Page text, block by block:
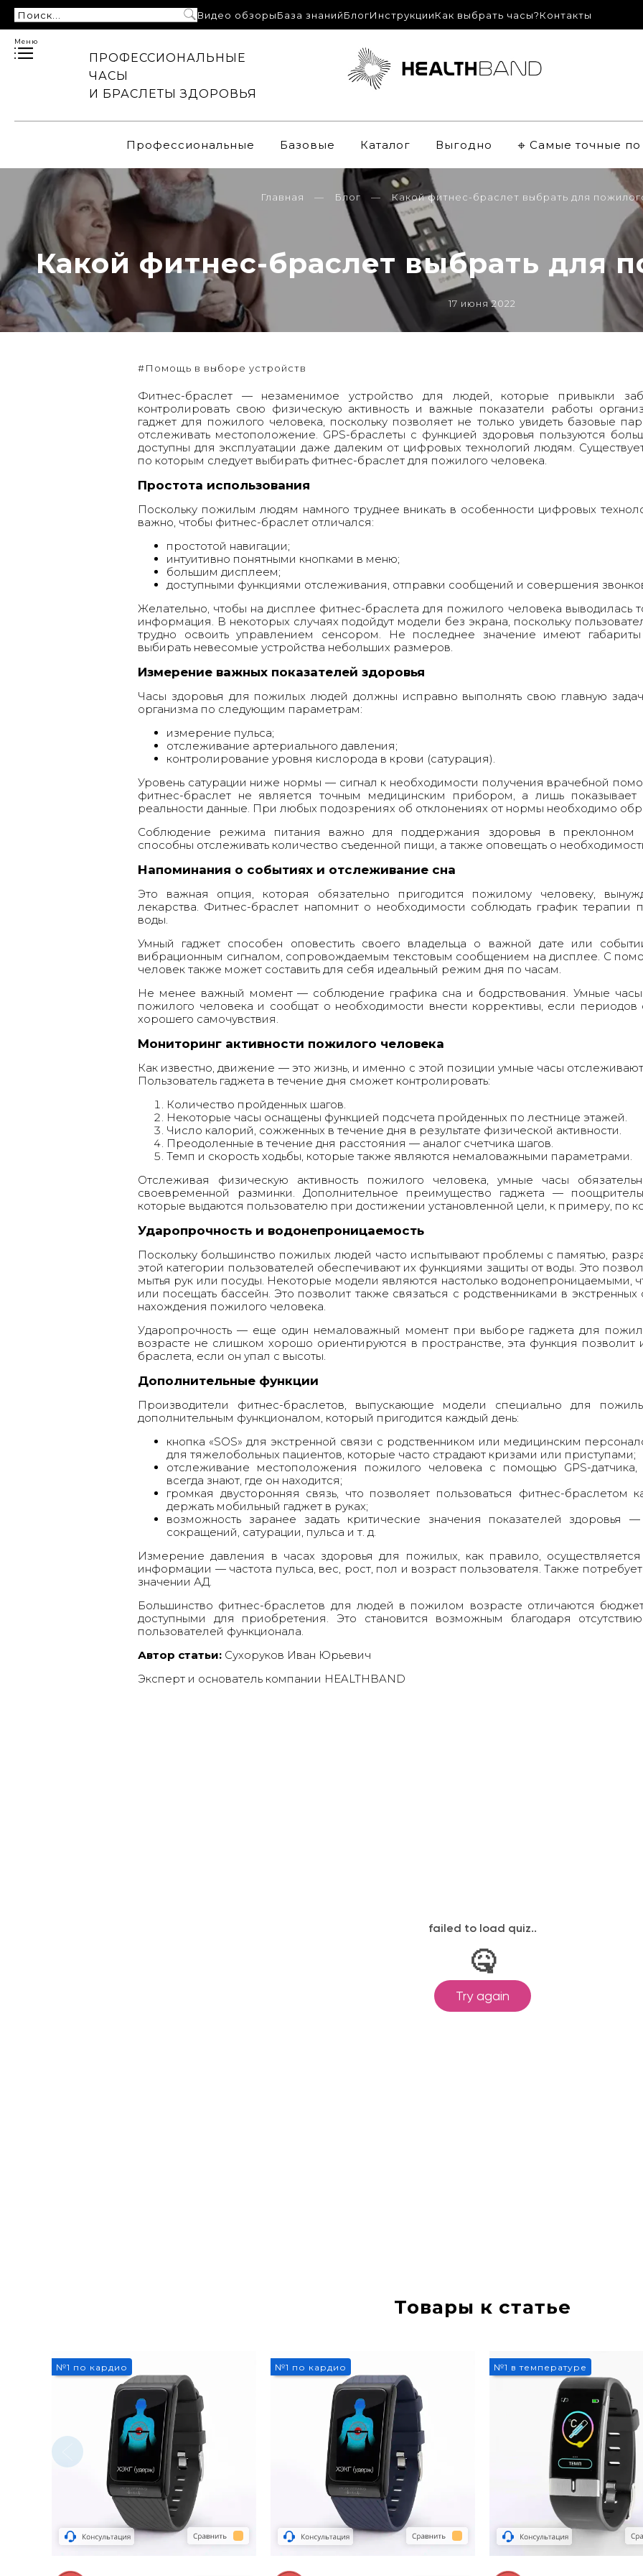
Видео обзорыБаза знанийБлогИнструкцииКак выбрать часы?Контакты
Меню
ПРОФЕССИОНАЛЬНЫЕ
ЧАСЫ
И БРАСЛЕТЫ ЗДОРОВЬЯ
Профессиональные Базовые Каталог Выгодно 𖦏 Самые точные
Главная Блог Какой фитнес-браслет выбрать для
Какой фитнес-браслет выбрать для
17 июня 2022
#Помощь в выборе устройств
Фитнес-браслет — незаменимое устройство для людей, которые привыкли
контролировать свою физическую активность и важные показатели работы
гаджет для пожилого человека, поскольку позволяет не только увидеть базовые
отслеживать местоположение. GPS-браслеты с функцией здоровья пользуются
доступны для эксплуатации даже далеким от цифровых технологий людям.
по которым следует выбирать фитнес-браслет для пожилого человека.
Простота использования
Поскольку пожилым людям намного труднее вникать в особенности цифровых
важно, чтобы фитнес-браслет отличался:
простотой навигации;
интуитивно понятными кнопками в меню;
большим дисплеем;
доступными функциями отслеживания, отправки сообщений и совершения
Желательно, чтобы на дисплее фитнес-браслета для пожилого человека выводилась
информация. В некоторых случаях подойдут модели без экрана, поскольку
трудно освоить управлением сенсором. Не последнее значение имеют
выбирать невесомые устройства небольших размеров.
Измерение важных показателей здоровья
Часы здоровья для пожилых людей должны исправно выполнять свою главную
организма по следующим параметрам:
измерение пульса;
отслеживание артериального давления;
контролирование уровня кислорода в крови (сатурация).
Уровень сатурации ниже нормы — сигнал к необходимости получения врачебной
фитнес-браслет не является точным медицинским прибором, а лишь
реальности данные. При любых подозрениях об отклонениях от нормы необходимо
Соблюдение режима питания важно для поддержания здоровья в преклонном
способны отслеживать количество съеденной пищи, а также оповещать о
Напоминания о событиях и отслеживание сна
Это важная опция, которая обязательно пригодится пожилому человеку,
лекарства. Фитнес-браслет напомнит о необходимости соблюдать график терапии
воды.
Умный гаджет способен оповестить своего владельца о важной дате или
вибрационным сигналом, сопровождаемым текстовым сообщением на дисплее. С
человек также может составить для себя идеальный режим дня по часам.
Не менее важный момент — соблюдение графика сна и бодрствования. Умные
пожилого человека и сообщат о необходимости внести коррективы, если периодов
хорошего самочувствия.
Мониторинг активности пожилого человека
Как известно, движение — это жизнь, и именно с этой позиции умные часы
Пользователь гаджета в течение дня сможет контролировать:
Количество пройденных шагов.
Некоторые часы оснащены функцией подсчета пройденных по лестнице этажей.
Число калорий, сожженных в течение дня в результате физической активности.
Преодоленные в течение дня расстояния — аналог счетчика шагов.
Темп и скорость ходьбы, которые также являются немаловажными параметрами.
Отслеживая физическую активность пожилого человека, умные часы
своевременной разминки. Дополнительное преимущество гаджета —
которые выдаются пользователю при достижении установленной цели, к примеру, по
Ударопрочность и водонепроницаемость
Поскольку большинство пожилых людей часто испытывают проблемы с памятью,
этой категории пользователей обеспечивают их функциями защиты от воды. Это
мытья рук или посуды. Некоторые модели являются настолько водонепроницаемыми,
или посещать бассейн. Это позволит также связаться с родственниками в
нахождения пожилого человека.
Ударопрочность — еще один немаловажный момент при выборе гаджета для
возрасте не слишком хорошо ориентируются в пространстве, эта функция
браслета, если он упал с высоты.
Дополнительные функции
Производители фитнес-браслетов, выпускающие модели специально для
дополнительным функционалом, который пригодится каждый день:
кнопка «SOS» для экстренной связи с родственником или медицинским
для тяжелобольных пациентов, которые часто страдают кризами или приступами;
отслеживание местоположения пожилого человека с помощью GPS-датчика,
всегда знают, где он находится;
громкая двусторонняя связь, что позволяет пользоваться фитнес-
держать мобильный гаджет в руках;
возможность заранее задать критические значения показателей здоровья
сокращений, сатурации, пульса и т. д.
Измерение давления в часах здоровья для пожилых, как правило,
информации — частота пульса, вес, рост, пол и возраст пользователя. Также
значении АД.
Большинство фитнес-браслетов для людей в пожилом возрасте отличаются
доступными для приобретения. Это становится возможным благодаря
пользователей функционала.
Автор статьи: Сухоруков Иван Юрьевич
Эксперт и основатель компании HEALTHBAND
Товары к статье
№1 по кардио №1 по кардио 3%
№1 в температуре